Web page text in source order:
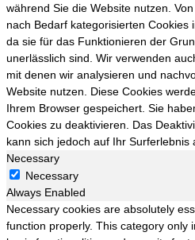
während Sie die Website nutzen.
nach Bedarf kategorisierten Cookies
da sie für das Funktionieren der
unerlässlich sind. Wir verwenden
mit denen wir analysieren und
Website nutzen. Diese Cookies
Ihrem Browser gespeichert. Sie
Cookies zu deaktivieren. Das
kann sich jedoch auf Ihr Surferlebnis
Necessary
Necessary
Always Enabled
Necessary cookies are absolutely
function properly. This category only